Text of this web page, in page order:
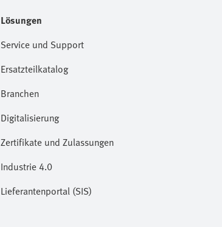
Lösungen
Service und Support
Ersatzteilkatalog
Branchen
Digitalisierung
Zertifikate und Zulassungen
Industrie 4.0
Lieferantenportal (SIS)